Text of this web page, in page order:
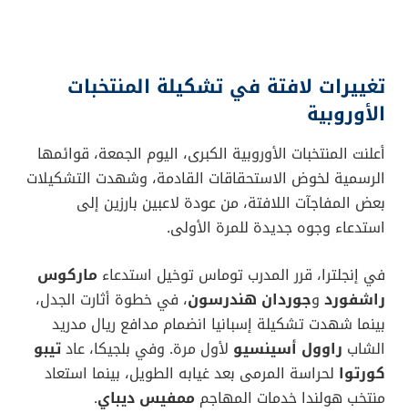
تغييرات لافتة في تشكيلة المنتخبات
الأوروبية
أعلنت المنتخبات الأوروبية الكبرى، اليوم الجمعة، قوائمها
الرسمية لخوض الاستحقاقات القادمة، وشهدت التشكيلات
بعض المفاجآت اللافتة، من عودة لاعبين بارزين إلى
استدعاء وجوه جديدة للمرة الأولى.
في إنجلترا، قرر المدرب توماس توخيل استدعاء ماركوس
راشفورد وجوردان هندرسون، في خطوة أثارت الجدل،
بينما شهدت تشكيلة إسبانيا انضمام مدافع ريال مدريد
الشاب راوول أسينسيو لأول مرة. وفي بلجيكا، عادتيبو
كورتوا لحراسة المرمى بعد غيابه الطويل، بينما استعاد
منتخب هولندا خدمات المهاجم ممفيس ديباي.